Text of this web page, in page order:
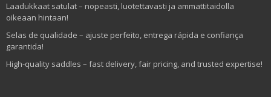
Laadukkaat satulat – nopeasti, luotettavasti ja ammattitaidolla
oikeaan hintaan!
Selas de qualidade – ajuste perfeito, entrega rápida e confiança
garantida!
High-quality saddles – fast delivery, fair pricing, and trusted expertise!